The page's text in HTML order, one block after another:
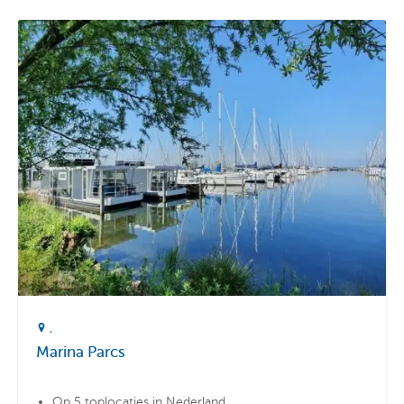
Verder is er onder andere nog een grote glijbaan en een
bruisbad. Nog niet uitgezwommen? Gelukkig is er buiten
ook eenzwemplasaanwezig! In de zwemplas vind je een
grote waterglijbaan, een familieglijbaan en een fontein voor
extra veel waterplezier. Rondom de plas is een mooi
zandstrand en kun je je vermaken op de gigantische
schommel, de airtrampoline of op het nabijgelegen
sportveld. Verder heeft het park een dubbele tokkelbaan,
een maisdoolhof, een multifunctioneel sportplein, een
kinderboerderij en nog veel meer faciliteiten. Ook kun je op
Marina Parcs